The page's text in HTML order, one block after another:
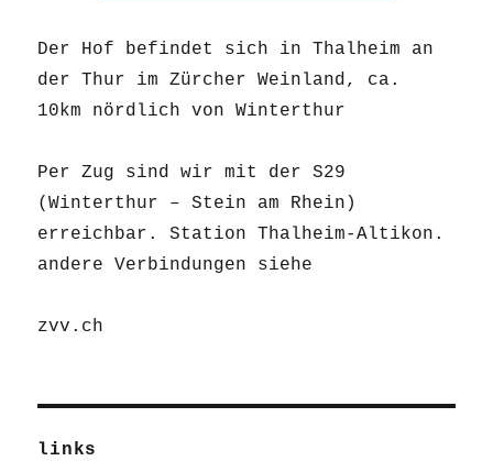
Der Hof befindet sich in Thalheim an
der Thur im Zürcher Weinland, ca.
10km nördlich von Winterthur
Per Zug sind wir mit der S29
(Winterthur – Stein am Rhein)
erreichbar. Station Thalheim-Altikon.
andere Verbindungen siehe
zvv.ch
links